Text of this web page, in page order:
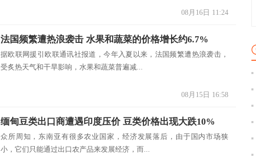
08月16日 11:24
法国频繁遭热浪袭击 水果和蔬菜的价格增长约6.7%
据欧联网援引欧联通讯社报道，今年入夏以来，法国频繁遭热浪袭击，
受炙热天气和干旱影响，水果和蔬菜普遍减...
08月15日 16:58
缅甸豆类出口商遭遇印度压价 豆类价格出现大跌10%
众所周知，东南亚有很多农业国家，经济发展落后，由于国内市场狭
小，它们只能通过出口农产品来发展经济，而...